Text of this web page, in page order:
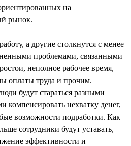
на
рынок.
а другие столкнутся с менее
проблемами, связанными
неполное рабочее время,
оплаты труда и прочим.
будут стараться разными
компенсировать нехватку денег,
возможности подработки. Как
сотрудники будут уставать,
эффективности и